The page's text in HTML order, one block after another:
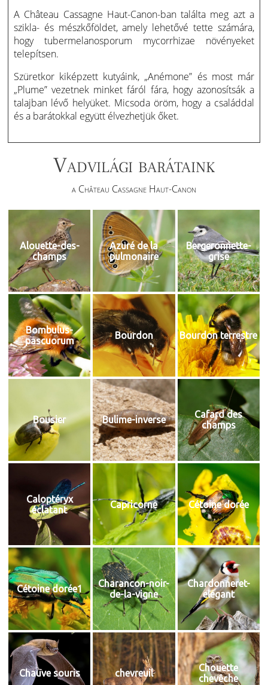
A Château Cassagne Haut-Canon-ban találta meg azt a
szikla- és mészkőföldet, amely lehetővé tette számára,
hogy tubermelanosporum mycorrhizae növényeket
telepítsen.
Szüretkor kiképzett kutyáink, „Anémone” és most már
„Plume” vezetnek minket fáról fára, hogy azonosítsák a
talajban lévő helyüket. Micsoda öröm, hogy a családdal
és a barátokkal együtt élvezhetjük őket.
Vadvilági barátaink
a Château Cassagne Haut-Canon
Alouette-des-
champs
Azuré de la
pulmonaire
Bergeronnette-
grise
Bombulus-
pascuorum
Bourdon Bourdon terrestre
Bousier Bulime-inverse
Cafard des
champs
Caloptéryx
éclatant
Capricorne Cétoine dorée
Cétoine dorée1
Charancon-noir-
de-la-vigne
Chardonneret-
elegant
Chauve souris chevreuil
Chouette
chevêche